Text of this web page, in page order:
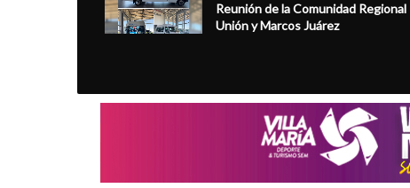
Reunión de la Comunidad Regional
Unión y Marcos Juárez